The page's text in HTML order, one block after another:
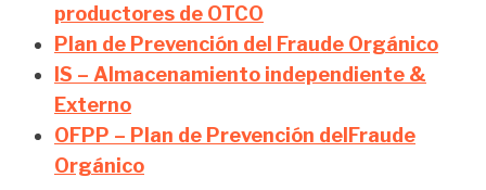
productores de OTCO
Plan de Prevención del Fraude Orgánico
IS – Almacenamiento independiente &
Externo
OFPP – Plan de Prevención delFraude
Orgánico